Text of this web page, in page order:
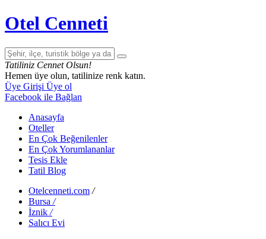
Otel Cenneti
Tatiliniz Cennet Olsun!
Hemen üye olun, tatilinize renk katın.
Üye Girişi Üye ol
Facebook ile Bağlan
Anasayfa
Oteller
En Çok Beğenilenler
En Çok Yorumlananlar
Tesis Ekle
Tatil Blog
Otelcenneti.com /
Bursa /
İznik /
Salıcı Evi